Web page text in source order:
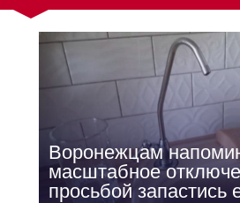
Воронежцам
масштабное
просьбой запастись